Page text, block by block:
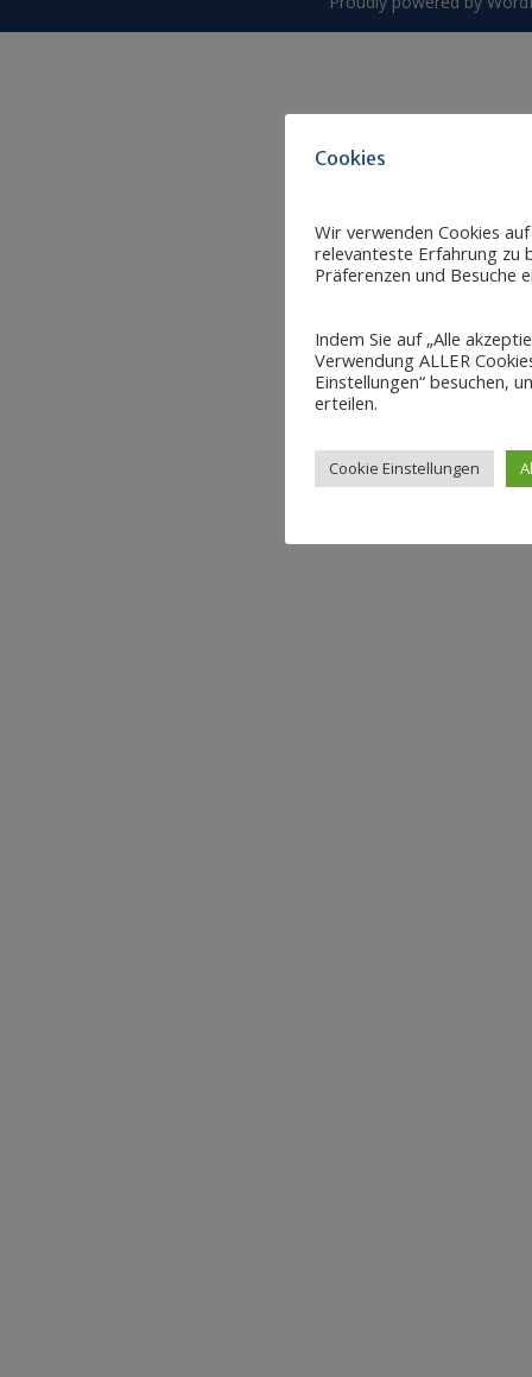
Cookies
Wir verwenden Cookies
relevanteste Erfahrung zu
Präferenzen und Besuche
Indem Sie auf „Alle
Verwendung ALLER
Einstellungen“ besuchen,
erteilen.
Cookie Einstellungen